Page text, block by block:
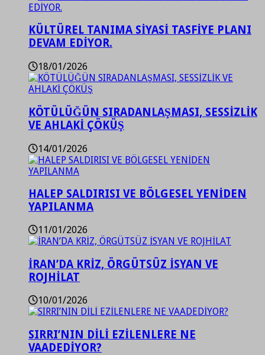
KÜLTÜREL TANIMA SİYASİ TASFİYE PLANI
DEVAM EDİYOR.
18/01/2026
KÖTÜLÜĞÜN SIRADANLAŞMASI, SESSİZLİK
VE AHLAKİ ÇÖKÜŞ
14/01/2026
HALEP SALDIRISI VE BÖLGESEL YENİDEN
YAPILANMA
11/01/2026
İRAN’DA KRİZ, ÖRGÜTSÜZ İSYAN VE
ROJHİLAT
10/01/2026
SIRRI’NIN DİLİ EZİLENLERE NE
VAADEDİYOR?